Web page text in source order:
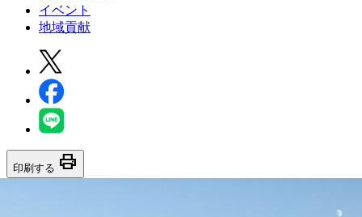
イベント
地域貢献
印刷する print